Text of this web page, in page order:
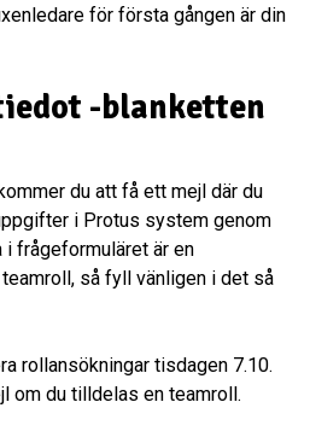
för första gången är din
-blanketten
du att få ett mejl där du
i Protus system genom
frågeformuläret är en
så fyll vänligen i det så
rollansökningar tisdagen 7.10.
om du tilldelas en teamroll.